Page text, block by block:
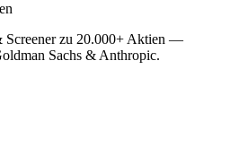
Screener zu 20.000+ Aktien —
Sachs & Anthropic.